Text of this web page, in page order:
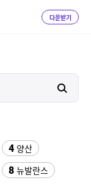
다운받기
4 양산
8 뉴발란스